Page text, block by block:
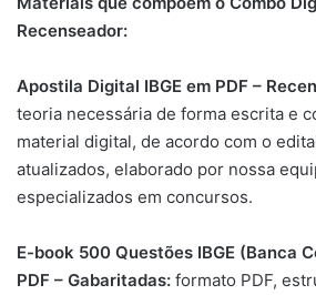
Recenseador:
Apostila Digital IBGE em PDF –
teoria necessária de forma escrita e
material digital, de acordo com o
atualizados, elaborado por nossa
especializados em concursos.
E-book 500 Questões IBGE (Banca
PDF – Gabaritadas: formato PDF,